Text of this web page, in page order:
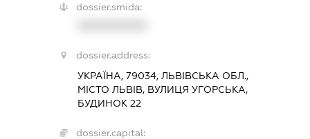
dossier.smida:
dossier.address:
УКРАЇНА, 79034, ЛЬВІВСЬКА ОБЛ.,
МІСТО ЛЬВІВ, ВУЛИЦЯ УГОРСЬКА,
БУДИНОК 22
dossier.capital: